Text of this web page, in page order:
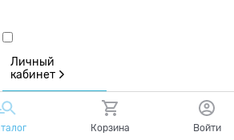
Личный
кабинет
Корзина Войти